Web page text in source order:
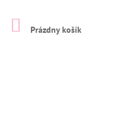
NÁKUPNÝ
KOŠÍK
Prázdny košík